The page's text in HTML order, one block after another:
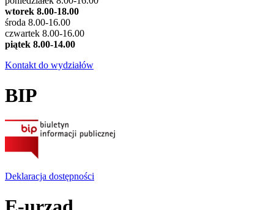
wtorek 8.00-18.00
środa 8.00-16.00
czwartek 8.00-16.00
piątek 8.00-14.00
Kontakt do wydziałów
BIP
Deklaracja dostępności